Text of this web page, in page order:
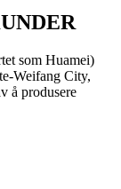
som Huamei)
Weifang City,
å produsere